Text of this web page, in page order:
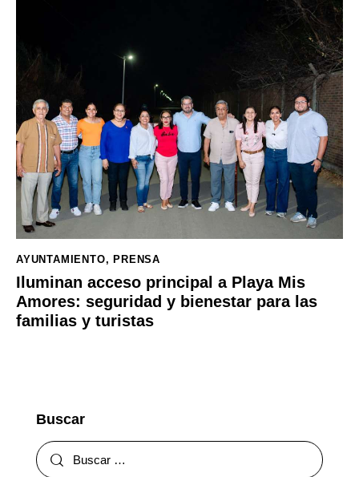
AYUNTAMIENTO, PRENSA
Iluminan acceso principal a Playa Mis
Amores: seguridad y bienestar para las
familias y turistas
Buscar